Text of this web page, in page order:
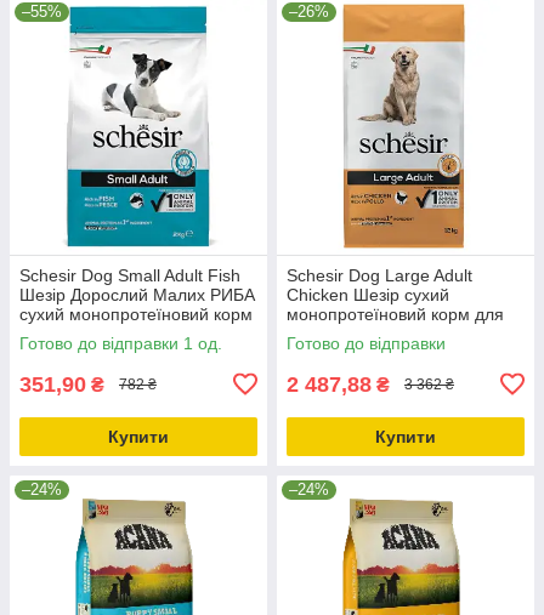
–55%
Schesir Dog Small Adult Fish
Шезір Дорослий Малих РИБА
сухий монопротеїновий корм
для собак Малих порід
2кг_ДО 11.10.25
Готово до відправки 1 од.
351,90 ₴ 782 ₴
Купити
–26%
Schesir Dog Large Adult
Chicken Шезір сухий
монопротеїновий корм для
собак великих порід 12кг
Готово до відправки
2 487,88 ₴ 3 362 ₴
Купити
–24% –24%